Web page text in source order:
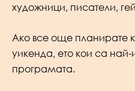
художници, писатели,
Ако все още планирате
уикенда, ето кои са най-
програмата.